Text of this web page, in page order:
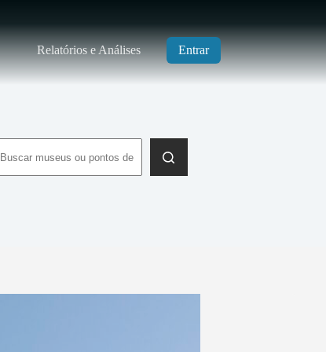
Relatórios e Análises Entrar
resultados